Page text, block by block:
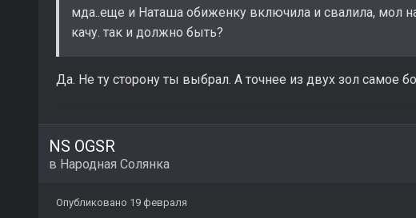
мда..еще и Наташа обиженку включила и свалила, мол
качу. так и должно быть?
Да. Не ту сторону ты выбрал. А точнее из двух зол самое
NS OGSR
в Народная Солянка
Опубликовано 19 февраля